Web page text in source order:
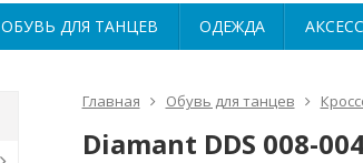
ОБУВЬ ДЛЯ ТАНЦЕВ ОДЕЖДА
Главная Обувь для танцев
Diamant DDS 008-